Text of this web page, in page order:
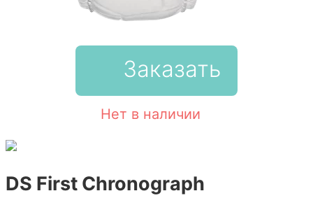
Заказать
Нет в наличии
DS First Chronograph